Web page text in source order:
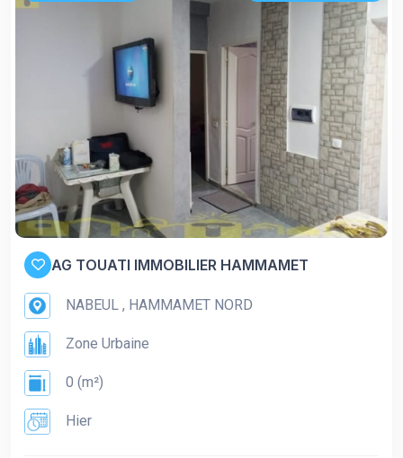
AG TOUATI IMMOBILIER HAMMAMET
NABEUL , HAMMAMET NORD
Zone Urbaine
0 (m²)
Hier